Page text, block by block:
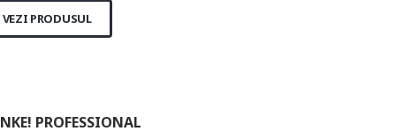
VEZI PRODUSUL
PROFESSIONAL